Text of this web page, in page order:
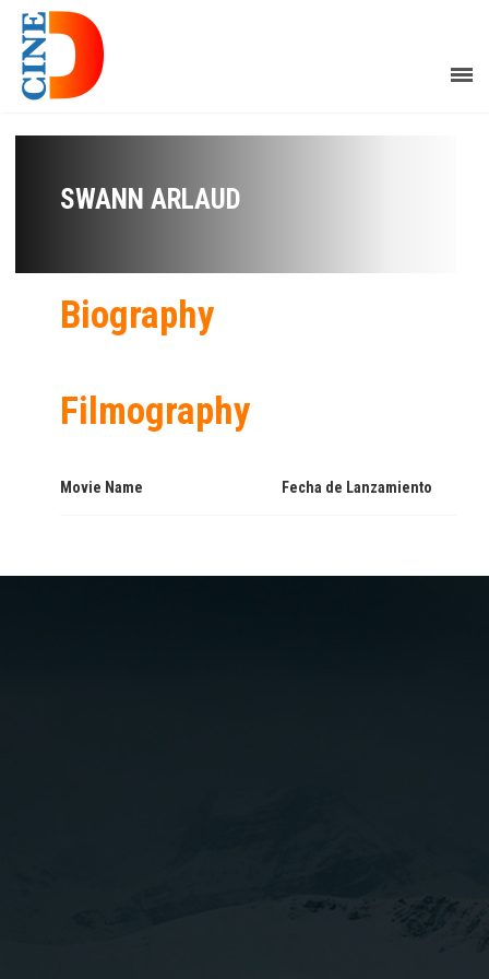
SWANN ARLAUD
Biography
Filmography
Movie Name Fecha de Lanzamiento